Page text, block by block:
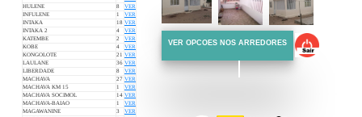
HULENE
8
VER
INFULENE
1
VER
INTAKA
18 VER
INTAKA 2
4
VER
KATEMBE
2
VER
KOBE
4
VER
KONGOLOTE
21 VER
LAULANE
36 VER
LIBERDADE
8
VER
MACHAVA
27 VER
MACHAVA KM 15
1
VER
MACHAVA SOCIMOL
14 VER
MACHAVA-BAIAO
1
VER
MAGAWANINE
3
VER
VER OPCOES NOS ARREDORES